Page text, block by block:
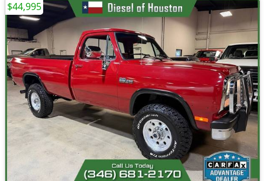
$44,995